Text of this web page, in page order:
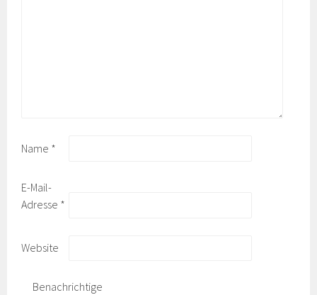
Name *
E-Mail-
Adresse *
Website
Benachrichtige